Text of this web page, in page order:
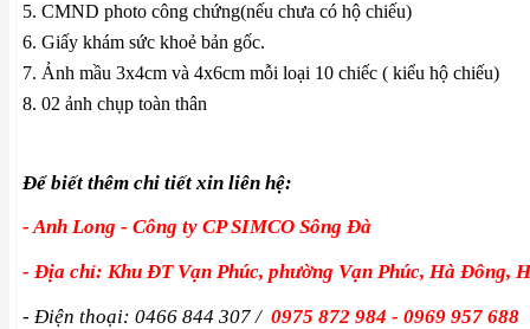
5. CMND photo công chứng(nếu chưa có hộ chiếu)
6. Giấy khám sức khoẻ bản gốc.
7. Ảnh mầu 3x4cm và 4x6cm mỗi loại 10 chiếc ( kiểu hộ chiếu)
8. 02 ảnh chụp toàn thân
Để biết thêm chi tiết xin liên hệ:
- Anh Long - Công ty CP SIMCO Sông Đà
- Địa chỉ: Khu ĐT Vạn Phúc, phường Vạn Phúc, Hà Đông,
- Điện thoại: 0466 844 307 / 0975 872 984 - 0969 957 688